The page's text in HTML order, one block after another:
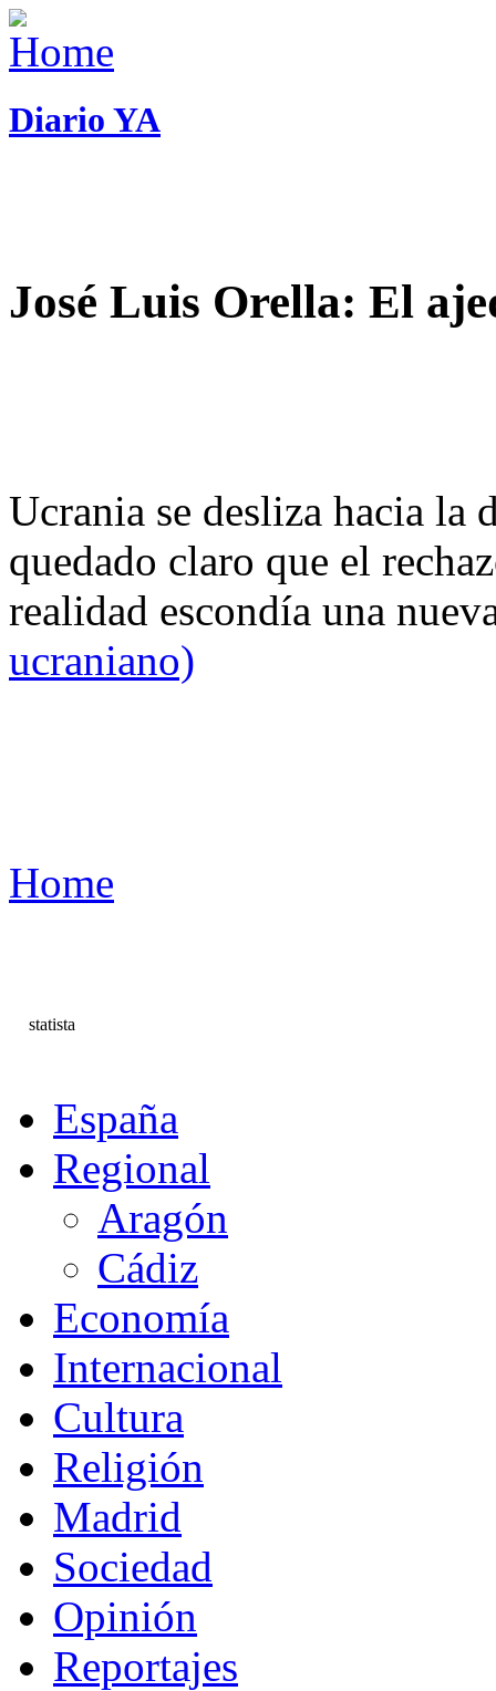
Diario YA
José Luis Orella: El
Ucrania se desliza hacia
quedado claro que el
realidad escondía una
ucraniano)
Home
statista
España
Regional
Aragón
Cádiz
Economía
Internacional
Cultura
Religión
Madrid
Sociedad
Opinión
Reportajes